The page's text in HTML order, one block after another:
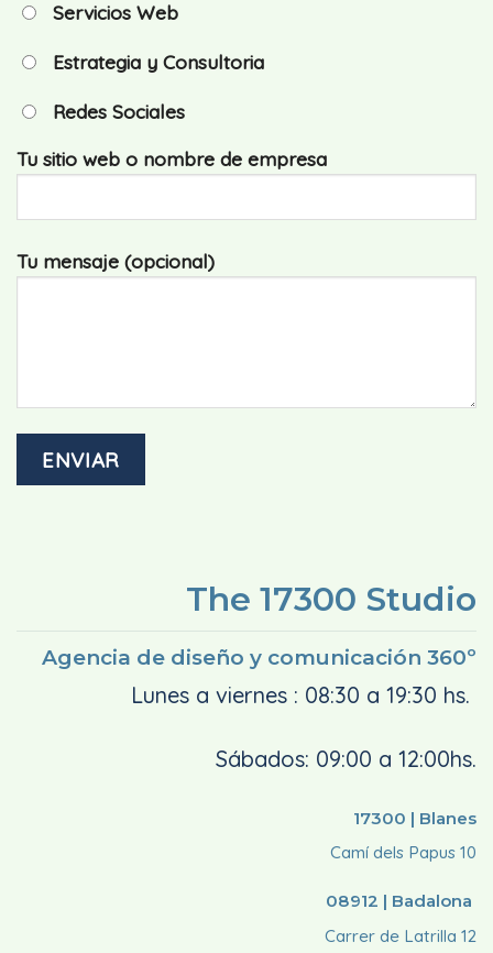
Servicios Web
Estrategia y Consultoria
Redes Sociales
Tu sitio web o nombre de empresa
Tu mensaje (opcional)
The 17300 Studio
Agencia de diseño y comunicación 360º
Lunes a viernes : 08:30 a 19:30 hs.
Sábados: 09:00 a 12:00hs.
17300 | Blanes
Camí dels Papus 10
08912 | Badalona
Carrer de Latrilla 12